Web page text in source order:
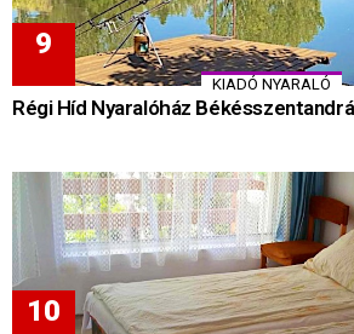
KIADÓ NYARALÓ
Régi Híd Nyaralóház